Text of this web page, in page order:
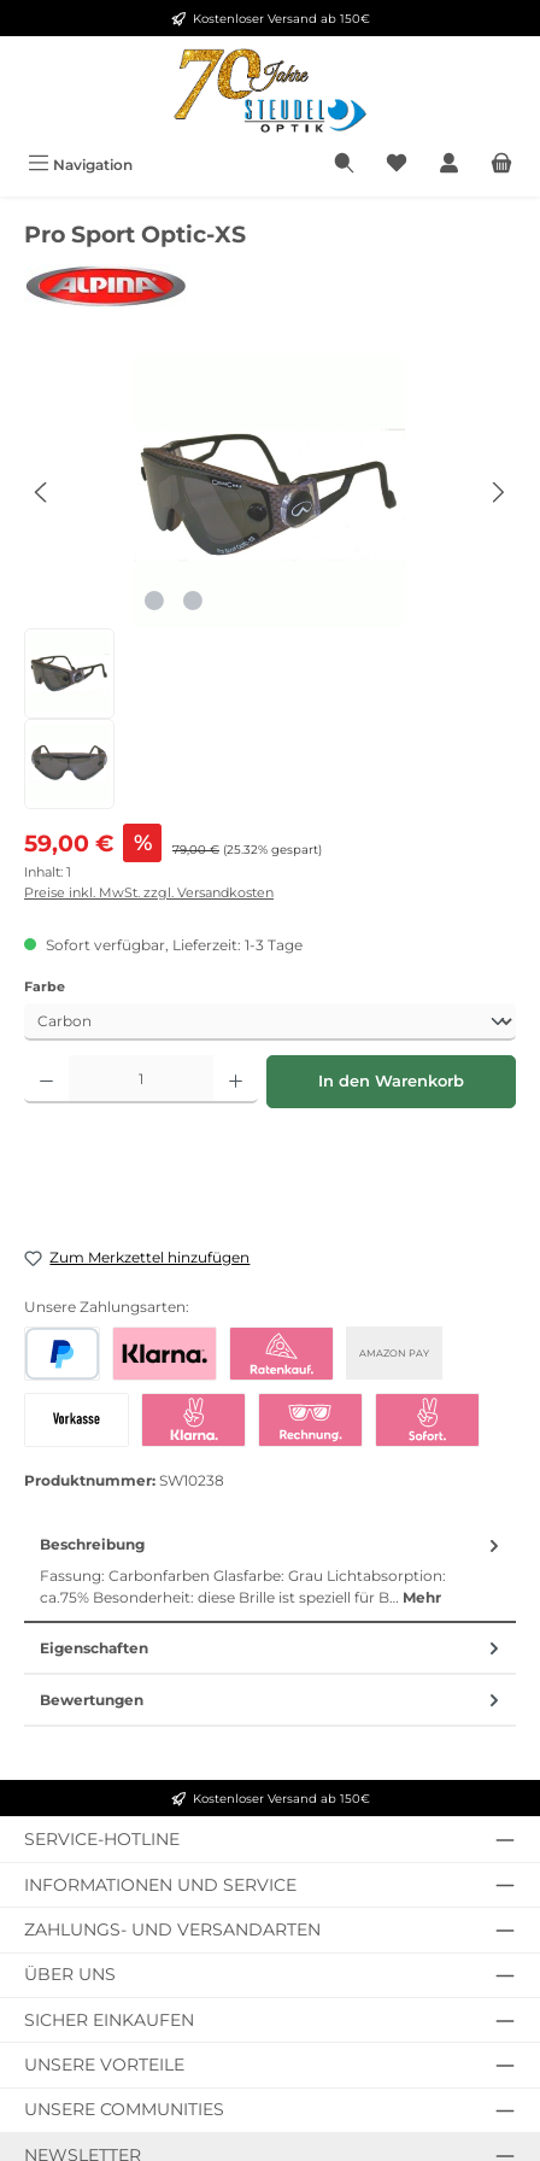
Zum Hauptinhalt springenKostenloser Versand ab 150€
Navigation
Pro Sport Optic-XS
Verkaufspreis:
59,00 € % Regulärer Preis:
79,00 € (25.32% gespart)
Inhalt: 1
Preise inkl. MwSt. zzgl. Versandkosten
Sofort verfügbar, Lieferzeit: 1-3 Tage
Farbeauswählen
Produkt Anzahl: Gib den gewünschten Wert ein oder benutze die
In den Warenkorb
Zum Merkzettel hinzufügen
Unsere Zahlungsarten:
AMAZON PAY
Produktnummer: SW10238
Beschreibung
Fassung: Carbonfarben Glasfarbe: Grau Lichtabsorption:
ca.75% Besonderheit: diese Brille ist speziell für B… Mehr
Eigenschaften
Bewertungen
Kostenloser Versand ab 150€
SERVICE-HOTLINE
INFORMATIONEN UND SERVICE
ZAHLUNGS- UND VERSANDARTEN
ÜBER UNS
SICHER EINKAUFEN
UNSERE VORTEILE
UNSERE COMMUNITIES
NEWSLETTER